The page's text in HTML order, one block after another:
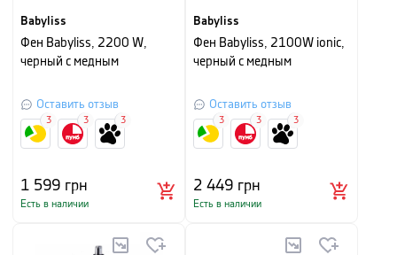
Babyliss
Фен Babyliss, 2200 W,
черный с медным
Оставить отзыв
1 599 грн
Есть в наличии
3 3 3
Babyliss
Фен Babyliss, 2100W ionic,
черный с медным
Оставить отзыв
2 449 грн
Есть в наличии
3 3 3